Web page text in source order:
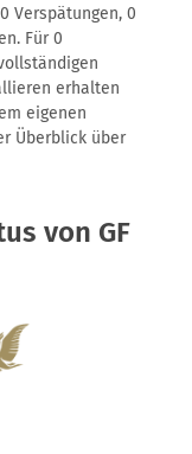
Verspätungen, 0
Für 0
erhalten
eigenen
Überblick über
von GF